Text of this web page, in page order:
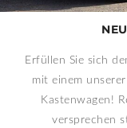
Erfüllen Sie sich
mit einem
Kastenwagen!
versprechen